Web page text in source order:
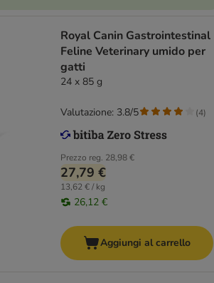
Royal Canin Gastrointestinal
Feline Veterinary umido per
gatti
24 x 85 g
Prezzo reg. 28,98 €
27,79 €
13,62 € / kg
26,12 €
Valutazione: 3.8/5 (4)
Aggiungi al carrello